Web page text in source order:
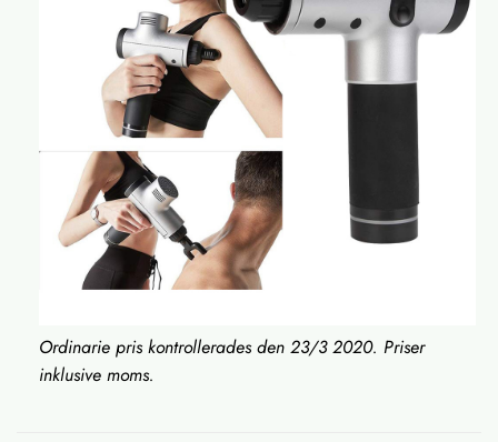
Ordinarie pris kontrollerades den 23/3 2020. Priser
inklusive moms.